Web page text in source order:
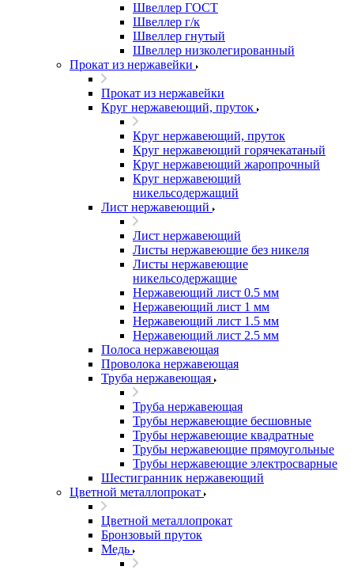
Швеллер ГОСТ
Швеллер г/к
Швеллер гнутый
Швеллер низколегированный
Прокат из нержавейки
Прокат из нержавейки
Круг нержавеющий, пруток
Круг нержавеющий, пруток
Круг нержавеющий горячекатаный
Круг нержавеющий жаропрочный
Круг нержавеющий
никельсодержащий
Лист нержавеющий
Лист нержавеющий
Листы нержавеющие без никеля
Листы нержавеющие
никельсодержащие
Нержавеющий лист 0.5 мм
Нержавеющий лист 1 мм
Нержавеющий лист 1.5 мм
Нержавеющий лист 2.5 мм
Полоса нержавеющая
Проволока нержавеющая
Труба нержавеющая
Труба нержавеющая
Трубы нержавеющие бесшовные
Трубы нержавеющие квадратные
Трубы нержавеющие прямоугольные
Трубы нержавеющие электросварные
Шестигранник нержавеющий
Цветной металлопрокат
Цветной металлопрокат
Бронзовый пруток
Медь